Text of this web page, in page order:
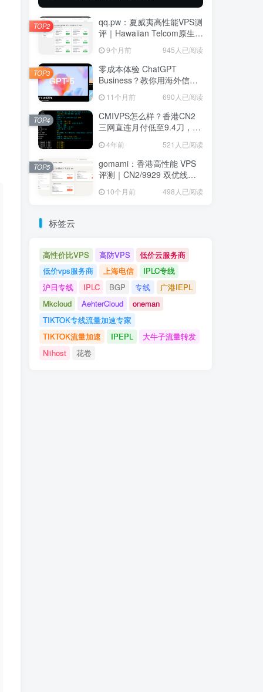
qq.pw：夏威夷高性能VPS测
评｜Hawaiian Telcom原生家
宽IP节点，Ryzen 9 7940HS
八核强劲性能与跨太平洋网
络延迟深度解析
9个月前 945人已阅读
TOP2
零成本体验 ChatGPT
Business？教你用海外信用
卡白嫖首月
11个月前 690人已阅读
TOP3
CMIVPS怎么样？香港CN2
三网直连月付低至9.4刀，堪
4年前 521人已阅读
TOP4
gomami：香港高性能 VPS
评测｜CN2/9929 双优线
节点全面解析
10个月前 498人已阅读
TOP5
标签云
高性价比VPS 高防VPS
低价云服务商
低价vps服务商
上海电信
IPLC专线
沪日专线
IPLC BGP 专线
广港IEPL
Mkcloud
AehterCloud
oneman
TIKTOK专线流量加速专家
TIKTOK流量加速
IPEPL
大牛子流量转发
Niihost
花卷